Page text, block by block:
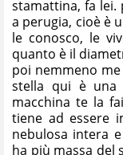
stamattina, fa
a perugia, cioè è
le conosco, le
quanto è il
poi nemmeno
stella qui è una
macchina te la
tiene ad essere
nebulosa intera
ha più massa del